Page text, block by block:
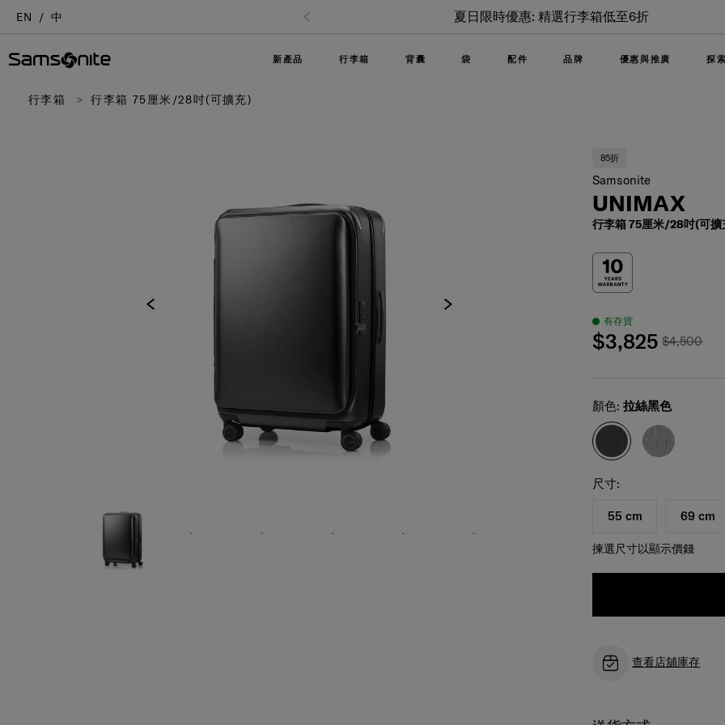
EN 中 夏日限時優惠: 精選行李箱低至6折
新產品 行李箱 背囊 袋 配件 品牌 優惠與推廣 探索
行李箱 行李箱 75厘米/28吋(可擴充)
85折
Samsonite
UNIMAX
行李箱 75厘米/28吋(可擴
有存貨
$4,500
$3,825
選擇尺碼
Select
尺寸:
55 cm 69 cm
揀選尺寸以顯示價錢
Select
顏色:拉絲黑色
查看店舖庫存